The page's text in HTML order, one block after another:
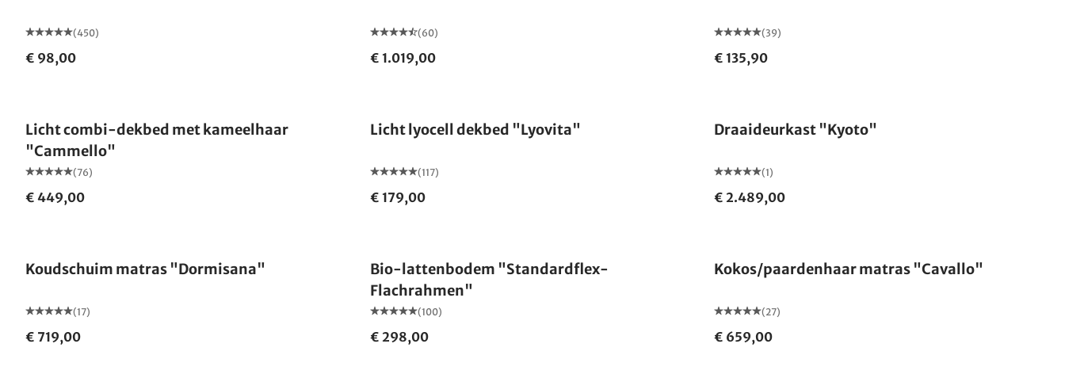
(450)
€ 98,00
(60)
€ 1.019,00
(39)
€ 135,90
Licht combi-dekbed met kameelhaar
"Cammello"
(76)
€ 449,00
Licht lyocell dekbed "Lyovita"
(117)
€ 179,00
Draaideurkast "Kyoto"
(1)
€ 2.489,00
Koudschuim matras "Dormisana"
(17)
€ 719,00
Bio-lattenbodem "Standardflex-
Flachrahmen"
(100)
€ 298,00
Kokos/paardenhaar matras "Cavallo"
(27)
€ 659,00